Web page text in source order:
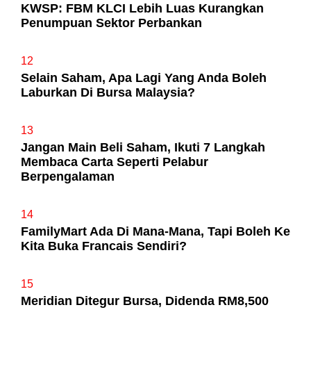
KWSP: FBM KLCI Lebih Luas Kurangkan
Penumpuan Sektor Perbankan
12
Selain Saham, Apa Lagi Yang Anda Boleh
Laburkan Di Bursa Malaysia?
13
Jangan Main Beli Saham, Ikuti 7 Langkah
Membaca Carta Seperti Pelabur
Berpengalaman
14
FamilyMart Ada Di Mana-Mana, Tapi Boleh Ke
Kita Buka Francais Sendiri?
15
Meridian Ditegur Bursa, Didenda RM8,500